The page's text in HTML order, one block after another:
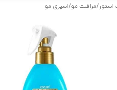
استور/مراقبت مو/اسپری مو